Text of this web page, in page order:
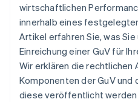
wirtschaftlichen
innerhalb eines
Artikel erfahren Sie, was
Einreichung einer GuV für
Wir erklären die rechtlichen
Komponenten der GuV und
diese veröffentlicht werden